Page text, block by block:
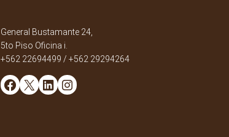
General Bustamante 24,
5to Piso Oficina i.
+562 22694499 / +562 29294264